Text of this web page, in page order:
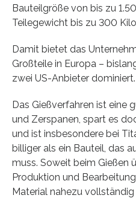
Bauteilgröße von bis zu
Teilegewicht bis zu 300
Damit bietet das
Großteile in Europa –
zwei US-Anbieter dominiert.
Das Gießverfahren ist eine
und Zerspanen, spart es
und ist insbesondere bei
billiger als ein Bauteil, das
muss. Soweit beim Gießen
Produktion und
Material nahezu